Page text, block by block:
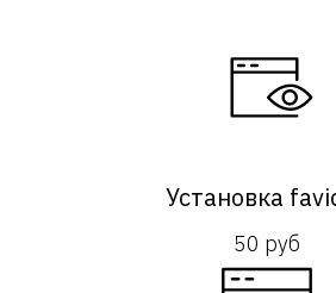
Установка
50 руб